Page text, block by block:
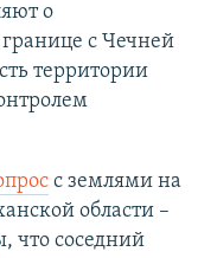
о
с Чечней
территории
с землями на
области –
что соседний